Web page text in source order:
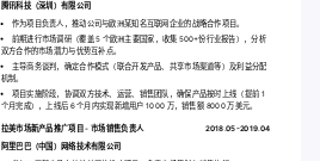
腾讯科技（深圳）有限公司
作为项目负责人，推动公司与欧洲某知名互联网企业的战略合作项目。
前期进行市场调研（覆盖 5 个欧洲主要国家，收集 500+份行业报告），分析
双方合作的市场潜力与优势互补点。
主导商务谈判，确定合作模式（联合开发产品、共享市场渠道等）及利益分配
机制。
项目实施阶段，协调双方技术、运营、销售团队，确保产品按时上线（提前 1
个月完成），上线后 6 个月内实现新增用户 1000 万，销售额 8000 万美元。
拉美市场新产品推广项目 - 市场销售负责人 2018.05-2019.04
阿里巴巴（中国）网络技术有限公司